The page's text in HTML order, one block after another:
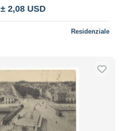
± 2,08 USD
Residenziale